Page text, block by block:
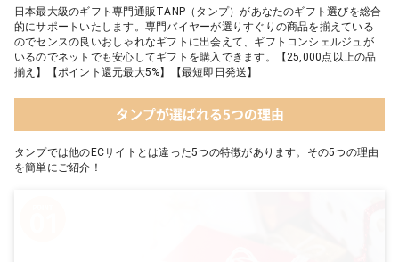
日本最大級のギフト専門通販TANP（タンプ）があなたのギフト選びを総合
的にサポートいたします。専門バイヤーが選りすぐりの商品を揃えている
のでセンスの良いおしゃれなギフトに出会えて、ギフトコンシェルジュが
いるのでネットでも安心してギフトを購入できます。【25,000点以上の品
揃え】【ポイント還元最大5%】【最短即日発送】
タンプが選ばれる5つの理由
タンプでは他のECサイトとは違った5つの特徴があります。その5つの理由
を簡単にご紹介！